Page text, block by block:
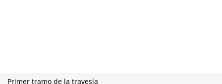
Primer tramo de la travesía